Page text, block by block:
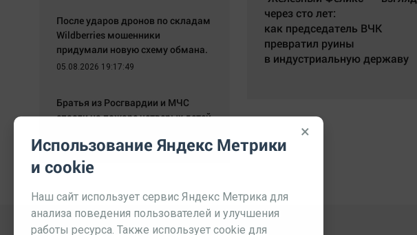
через сто лет:
как председатель ВЧК
превратил руины
в индустриальную державу
После ударов дронов по складам
Wildberries мошенники
придумали новую схему обмана.
05.08.2026 19:17:49
Братья из Росгвардии и МЧС
спасли на пожаре четверых детей
×
Использование Яндекс Метрики
и cookie
Наш сайт использует сервис Яндекс Метрика для
анализа поведения пользователей и улучшения
работы ресурса. Также использует cookie для